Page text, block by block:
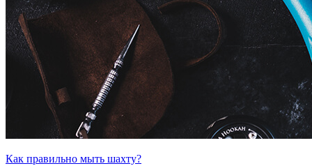
Как правильно мыть шахту?